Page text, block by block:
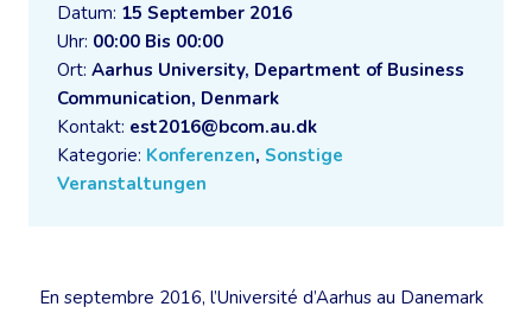
Datum: 15 September 2016
Uhr: 00:00 Bis 00:00
Ort: Aarhus University, Department of Business
Communication, Denmark
Kontakt: est2016@bcom.au.dk
Kategorie: Konferenzen, Sonstige
Veranstaltungen
En septembre 2016, l’Université d’Aarhus au Danemark